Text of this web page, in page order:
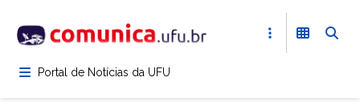
para
conteúdoPortal de Notícias da UFU